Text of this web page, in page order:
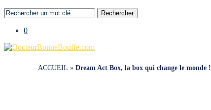
Rechercher
0
ACCUEIL » Dream Act Box, la box qui change le monde !